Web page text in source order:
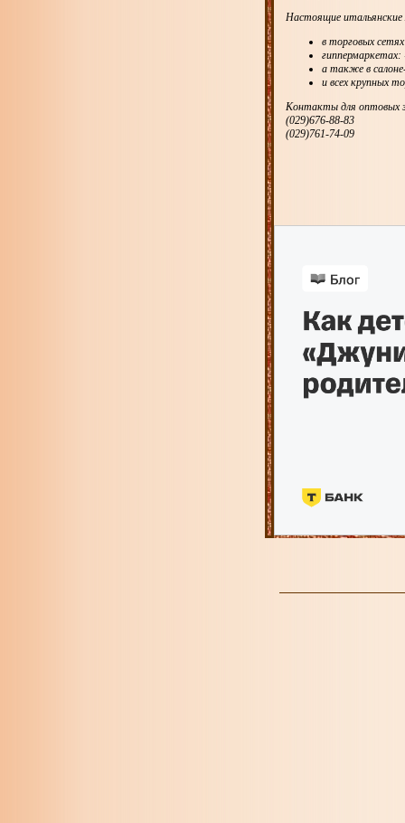
Настоящие
в торговых
а также в
и всех крупных
Контакты для оптовых
(029)676-88-83
(029)761-74-09